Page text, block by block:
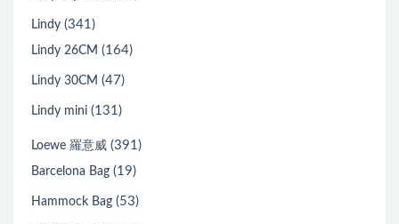
Lindy (341)
Lindy 26CM (164)
Lindy 30CM (47)
Lindy mini (131)
Loewe 羅意威 (391)
Barcelona Bag (19)
Hammock Bag (53)